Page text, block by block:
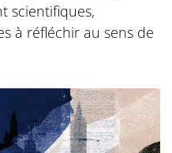
scientifiques,
à réfléchir au sens de